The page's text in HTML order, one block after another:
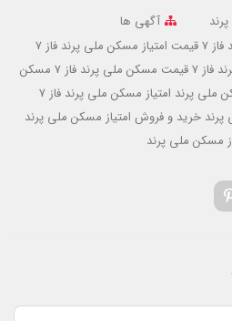
آگهی ها
7
قیمت امتیاز مسکن ملی پرند فاز 7
7
قیمت مسکن ملی پرند فاز 7
مسکن
ملی پرند امتیاز مسکن ملی پرند فاز 7
خرید و فروش امتیاز مسکن ملی پرند
مسکن ملی پرند